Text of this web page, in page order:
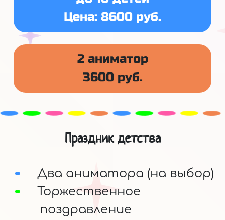
Цена: 8600 руб.
2 аниматор
3600 руб.
Праздник детства
Два аниматора (на выбор)
Торжественное
поздравление